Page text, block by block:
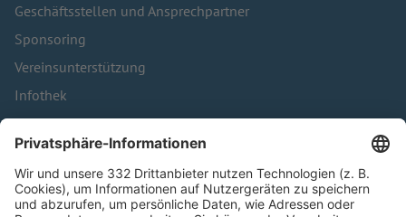
Geschäftsstellen und Ansprechpartner
Sponsoring
Vereinsunterstützung
Infothek
Kontakt
HÄUFIG BESUCHTE SEITEN
Pässe und Vereinswechsel